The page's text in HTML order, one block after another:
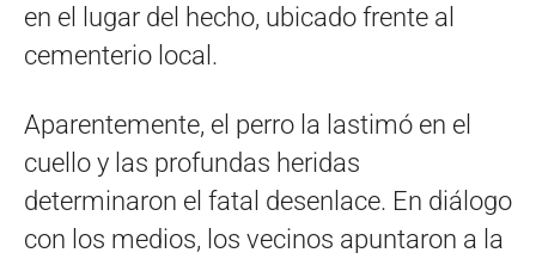
en el lugar del hecho, ubicado frente al
cementerio local.
Aparentemente, el perro la lastimó en el
cuello y las profundas heridas
determinaron el fatal desenlace. En diálogo
con los medios, los vecinos apuntaron a la